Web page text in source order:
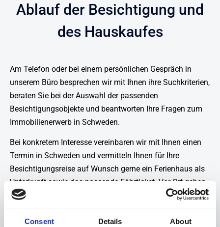
Consent Details About
Ablauf der Besichtigung und
des Hauskaufes
Am Telefon oder bei einem persönlichen Gespräch in
unserem Büro besprechen wir mit Ihnen ihre Suchkriterien,
beraten Sie bei der Auswahl der passenden
Besichtigungsobjekte und beantworten Ihre Fragen zum
Immobilienerwerb in Schweden.
Bei konkretem Interesse vereinbaren wir mit Ihnen einen
Termin in Schweden und vermitteln Ihnen für Ihre
Besichtigungsreise auf Wunsch gerne ein Ferienhaus als
Unterkunft sowie das passende Fährticket. Vor Ort gehen
wir mit Ihnen am vereinbarten Termin auf ihre persönliche
Besichtigungstour und zeigen Ihnen ausführlich die
vorher abgesprochenen Immobilien. Natürlich stehen wir